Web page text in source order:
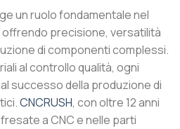
un ruolo fondamentale nel
precisione, versatilità
di componenti complessi.
al controllo qualità, ogni
successo della produzione di
CNCRUSH, con oltre 12 anni
a CNC e nelle parti